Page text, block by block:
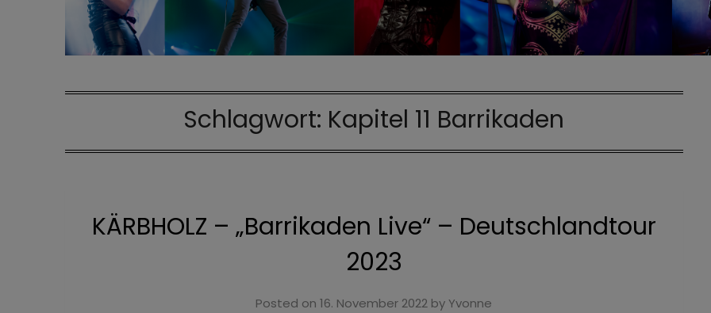
Schlagwort: Kapitel 11 Barrikaden
KÄRBHOLZ – „Barrikaden Live“ – Deutschlandtour
2023
Posted on16. November 2022 byYvonne